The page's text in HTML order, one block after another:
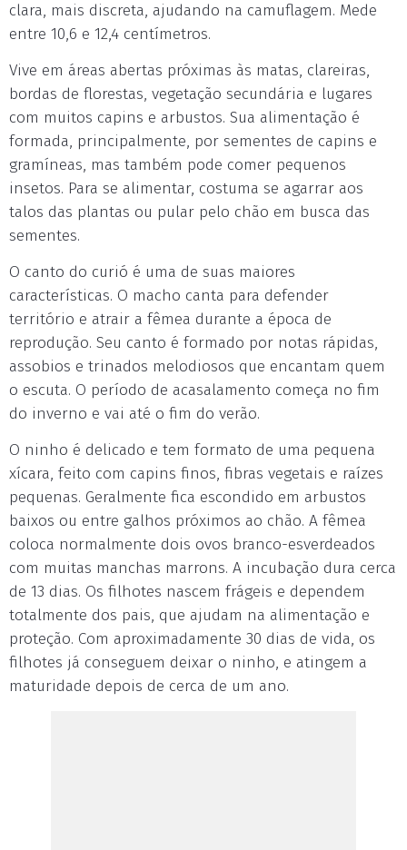
clara, mais discreta, ajudando na camuflagem. Mede
entre 10,6 e 12,4 centímetros.
Vive em áreas abertas próximas às matas, clareiras,
bordas de florestas, vegetação secundária e lugares
com muitos capins e arbustos. Sua alimentação é
formada, principalmente, por sementes de capins e
gramíneas, mas também pode comer pequenos
insetos. Para se alimentar, costuma se agarrar aos
talos das plantas ou pular pelo chão em busca das
sementes.
O canto do curió é uma de suas maiores
características. O macho canta para defender
território e atrair a fêmea durante a época de
reprodução. Seu canto é formado por notas rápidas,
assobios e trinados melodiosos que encantam quem
o escuta. O período de acasalamento começa no fim
do inverno e vai até o fim do verão.
O ninho é delicado e tem formato de uma pequena
xícara, feito com capins finos, fibras vegetais e raízes
pequenas. Geralmente fica escondido em arbustos
baixos ou entre galhos próximos ao chão. A fêmea
coloca normalmente dois ovos branco-esverdeados
com muitas manchas marrons. A incubação dura cerca
de 13 dias. Os filhotes nascem frágeis e dependem
totalmente dos pais, que ajudam na alimentação e
proteção. Com aproximadamente 30 dias de vida, os
filhotes já conseguem deixar o ninho, e atingem a
maturidade depois de cerca de um ano.